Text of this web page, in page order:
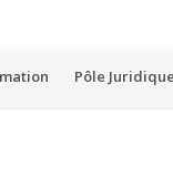
Pôle Juridique